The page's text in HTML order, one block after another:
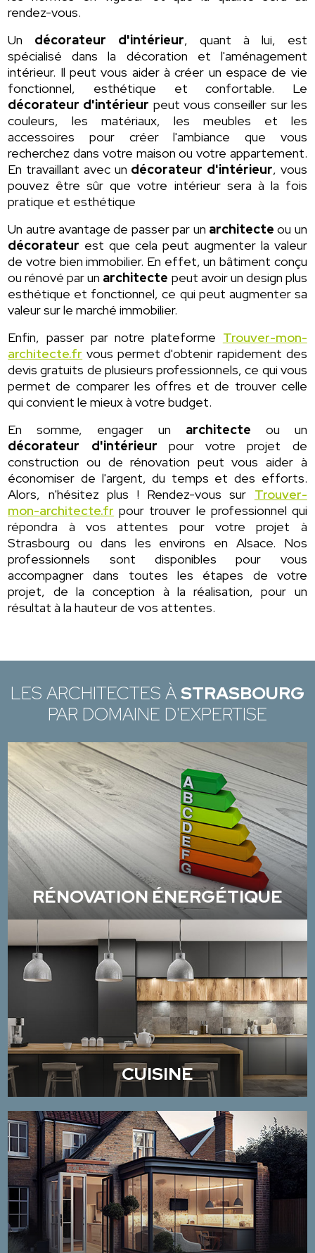
rendez-vous.
Un décorateur d'intérieur, quant à lui, est
spécialisé dans la décoration et l'aménagement
intérieur. Il peut vous aider à créer un espace de vie
fonctionnel, esthétique et confortable. Le
décorateur d'intérieur peut vous conseiller sur les
couleurs, les matériaux, les meubles et les
accessoires pour créer l'ambiance que vous
recherchez dans votre maison ou votre appartement.
En travaillant avec un décorateur d'intérieur, vous
pouvez être sûr que votre intérieur sera à la fois
pratique et esthétique
Un autre avantage de passer par un architecte ou un
décorateur est que cela peut augmenter la valeur
de votre bien immobilier. En effet, un bâtiment conçu
ou rénové par un architecte peut avoir un design plus
esthétique et fonctionnel, ce qui peut augmenter sa
valeur sur le marché immobilier.
Enfin, passer par notre plateforme Trouver-mon-
architecte.fr vous permet d'obtenir rapidement des
devis gratuits de plusieurs professionnels, ce qui vous
permet de comparer les offres et de trouver celle
qui convient le mieux à votre budget.
En somme, engager un architecte ou un
décorateur d'intérieur pour votre projet de
construction ou de rénovation peut vous aider à
économiser de l'argent, du temps et des efforts.
Alors, n'hésitez plus ! Rendez-vous sur Trouver-
mon-architecte.fr pour trouver le professionnel qui
répondra à vos attentes pour votre projet à
Strasbourg ou dans les environs en Alsace. Nos
professionnels sont disponibles pour vous
accompagner dans toutes les étapes de votre
projet, de la conception à la réalisation, pour un
résultat à la hauteur de vos attentes.
LES ARCHITECTES ÀSTRASBOURG
PAR DOMAINE D'EXPERTISE
RÉNOVATION ÉNERGÉTIQUE
CUISINE